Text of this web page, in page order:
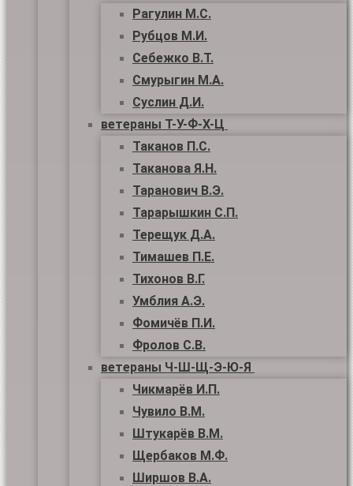
Рагулин М.С.
Рубцов М.И.
Себежко В.Т.
Смурыгин М.А.
Суслин Д.И.
ветераны Т-У-Ф-Х-Ц
Таканов П.С.
Таканова Я.Н.
Таранович В.Э.
Тарарышкин С.П.
Терещук Д.А.
Тимашев П.Е.
Тихонов В.Г.
Умблия А.Э.
Фомичёв П.И.
Фролов С.В.
ветераны Ч-Ш-Щ-Э-Ю-Я
Чикмарёв И.П.
Чувило В.М.
Штукарёв В.М.
Щербаков М.Ф.
Ширшов В.А.